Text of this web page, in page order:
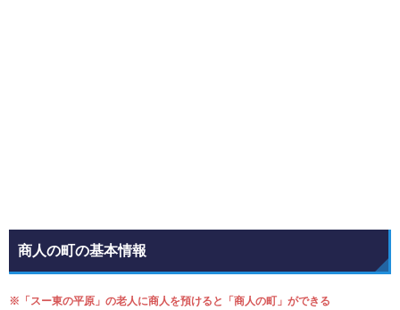
商人の町の基本情報
※「スー東の平原」の老人に商人を預けると「商人の町」ができる